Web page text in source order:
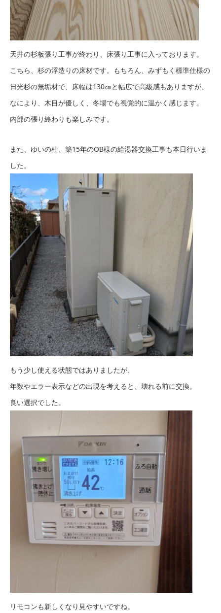
天井の杉板張り工事が終わり、床張り工事に入っております。
こちら、杉の浮造りの床材です。もちろん、みずもく標準仕様の
日光杉の無垢材で、床幅は130㎝と幅広で高級感もありますが、
なにより、木目が優しく、冬場でも視覚的に温かく感じます。
内部の張り終わりも楽しみです。
また、ゆいの杜、築15年のOB様の給湯器交換工事も本日行いま
した。
もう少し使える状態ではありましたが、
年数やエラー表示などの出現を考えると、壊れる前に交換。
良い選択でした。
リモコンも新しくなり見やすいですね。